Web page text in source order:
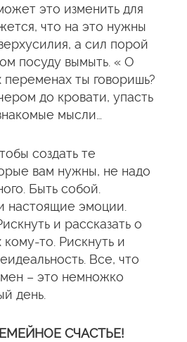
это изменить для
что на это нужны
а сил порой
посуду вымыть. « О
ты говоришь?
до кровати, упасть
мысли…
создать те
вам нужны, не надо
Быть собой.
настоящие эмоции.
и рассказать о
то. Рискнуть и
Все, что
– это немножко
день.
СЧАСТЬЕ!